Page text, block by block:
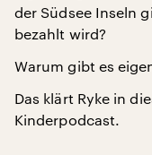
der Südsee Inseln
bezahlt wird?
Warum gibt es
Das klärt Ryke in
Kinderpodcast.